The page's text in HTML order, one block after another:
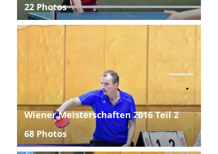
22 Photos
Wiener Meisterschaften 2016 Teil 2
68 Photos